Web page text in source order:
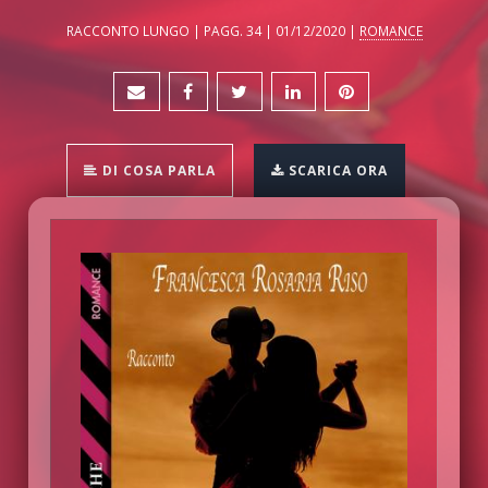
RACCONTO LUNGO | PAGG. 34 | 01/12/2020 | ROMANCE
DI COSA PARLA SCARICA ORA